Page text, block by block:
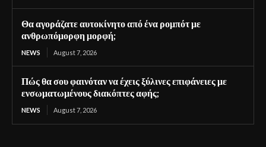
Θα αγοράζατε αυτοκίνητο από ένα ρομπότ με
ανθρωπόμορφη μορφή;
NEWS August 7, 2026
Πώς θα σου φαινόταν να έχεις ξύλινες επιφάνειες με
ενσωματωμένους διακόπτες αφής;
NEWS August 7, 2026